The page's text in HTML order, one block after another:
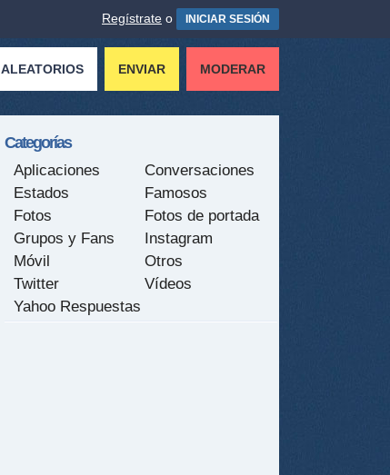
Regístrate o INICIAR SESIÓN
ALEATORIOS ENVIAR MODERAR
Categorías
Aplicaciones
Conversaciones
Estados
Famosos
Fotos
Fotos de portada
Grupos y Fans
Instagram
Móvil
Otros
Twitter
Vídeos
Yahoo Respuestas